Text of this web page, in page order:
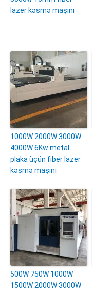
lazer kəsmə maşını
1000W 2000W 3000W
4000W 6Kw metal
plaka üçün fiber lazer
kəsmə maşını
500W 750W 1000W
1500W 2000W 3000W